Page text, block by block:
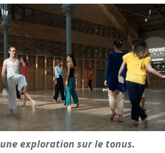
exploration sur le tonus.